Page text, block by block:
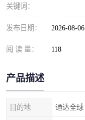
关键词：
发布日期： 2026-08-06
阅 读 量： 118
产品描述
目的地 通达全球